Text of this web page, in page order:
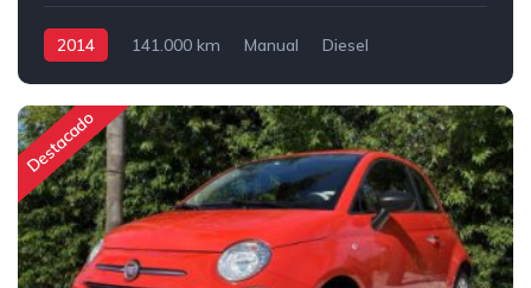
2014 141.000 km Manual
Diesel
Destacado